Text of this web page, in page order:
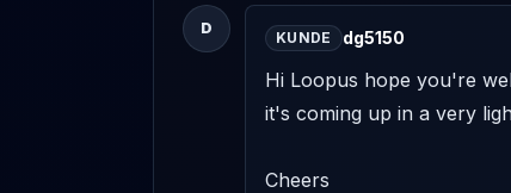
D
KUNDE dg5150
Hi Loopus hope you're
it's coming up in a very
Cheers